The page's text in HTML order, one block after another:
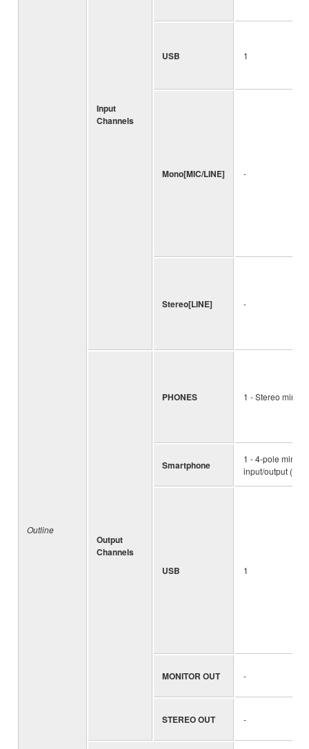
Outline
Input
Channels
USB 1
Mono[MIC/LINE] -
Stereo[LINE] -
Output
Channels
PHONES 1 - Stereo mini
Smartphone
1 - 4-pole mini
input/output
USB 1
MONITOR OUT -
STEREO OUT -